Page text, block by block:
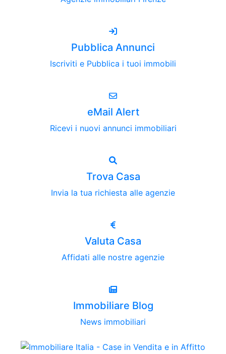
Pubblica Annunci
Iscriviti e Pubblica i tuoi immobili
eMail Alert
Ricevi i nuovi annunci immobiliari
Trova Casa
Invia la tua richiesta alle agenzie
Valuta Casa
Affidati alle nostre agenzie
Immobiliare Blog
News immobiliari